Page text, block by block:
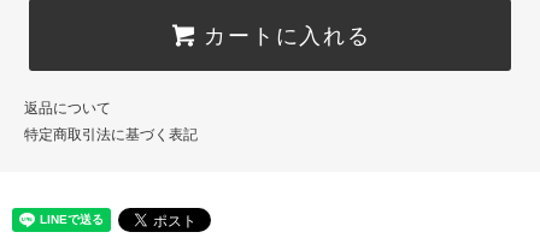
カートに入れる
返品について
特定商取引法に基づく表記